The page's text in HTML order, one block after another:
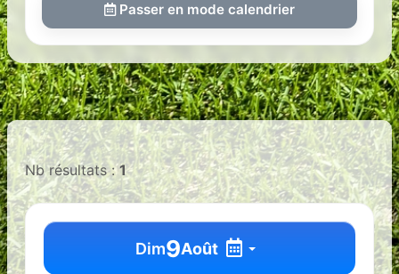
Passer en mode calendrier
Nb résultats :1
Dim9Août